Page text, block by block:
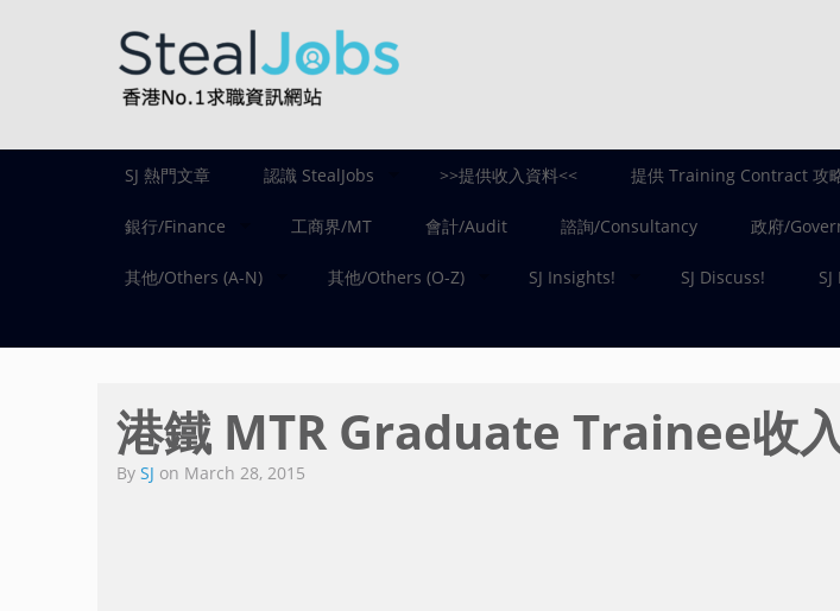
SJ 熱門文章 認識 StealJobs >>提供收入資料<< 提供 Training Contract 攻
銀行/Finance 工商界/MT 會計/Audit 諮詢/Consultancy 政府/
其他/Others (A-N) 其他/Others (O-Z) SJ Insights! SJ Discuss!
港鐵 MTR Graduate Trainee收
By SJ on March 28, 2015